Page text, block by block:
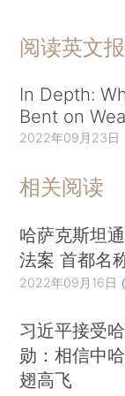
阅读英文
In Depth:
Bent on
2022年09月23日
相关阅读
哈萨克斯坦
法案 首都名
2022年09月16日
习近平接受
勋：相信中
翅高飞